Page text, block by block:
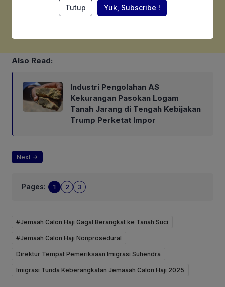
Also Read:
Industri Pengolahan AS
Kekurangan Pasokan Logam
Tanah Jarang di Tengah Kebijakan
Trump Perketat Impor
Next
Pages: 1 2 3
#Jemaah Calon Haji Gagal Berangkat ke Tanah Suci
#Jemaah Calon Haji Nonprosedural
Direktur Tempat Pemeriksaan Imigrasi Suhendra
Imigrasi Tunda Keberangkatan Jemaaah Calon Haji 2025
Tutup Yuk, Subscribe !